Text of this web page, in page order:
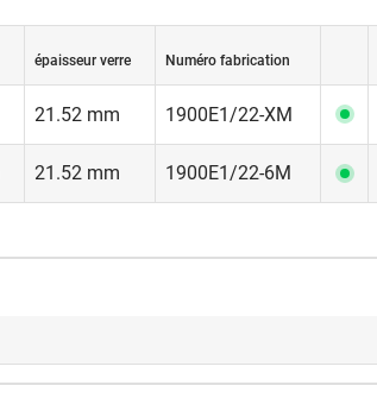
épaisseur verre Numéro fabrication
21.52 mm 1900E1/22-XM
21.52 mm 1900E1/22-6M